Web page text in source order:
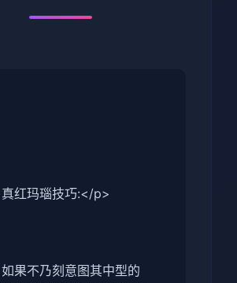
红玛瑙技巧:</p>
果不乃刻意图其中型的